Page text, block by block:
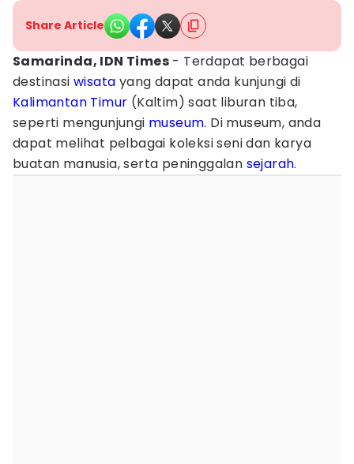
Share Article
Samarinda, IDN Times - Terdapat berbagai
destinasiwisata yang dapat anda kunjungi di
Kalimantan Timur (Kaltim) saat liburan tiba,
seperti mengunjungi museum. Di museum, anda
dapat melihat pelbagai koleksi seni dan karya
buatan manusia, serta peninggalan sejarah.